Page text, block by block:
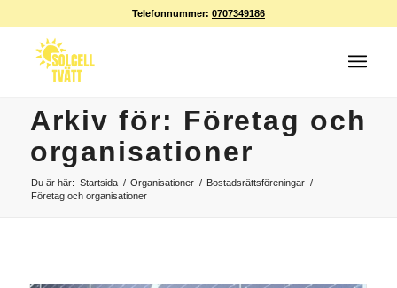
Telefonnummer: 0707349186
Arkiv för: Företag och
organisationer
Du är här: Startsida / Organisationer / Bostadsrättsföreningar /
Företag och organisationer